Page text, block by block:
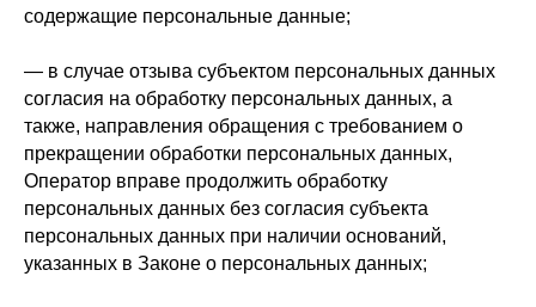
содержащие персональные данные;
— в случае отзыва субъектом персональных данных
согласия на обработку персональных данных, а
также, направления обращения с требованием о
прекращении обработки персональных данных,
Оператор вправе продолжить обработку
персональных данных без согласия субъекта
персональных данных при наличии оснований,
указанных в Законе о персональных данных;